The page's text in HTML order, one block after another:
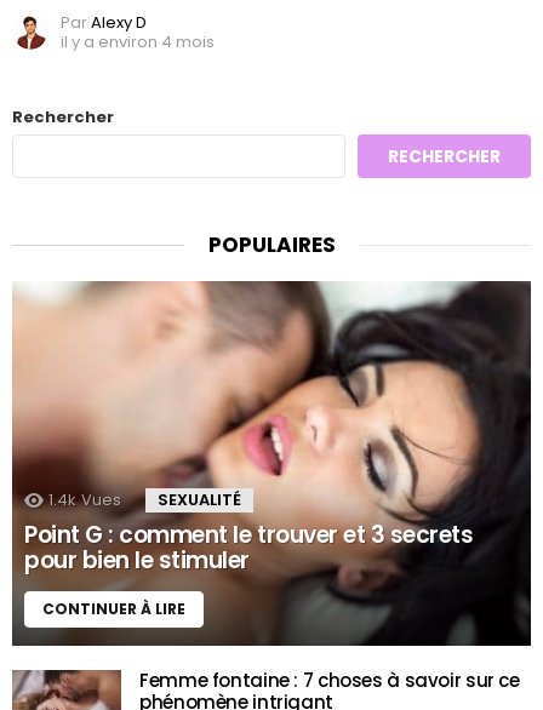
ParAlexy D
il y a environ 4 mois
Rechercher
RECHERCHER
POPULAIRES
1.4k Vues SEXUALITÉ
Point G : comment le trouver et 3 secrets
pour bien le stimuler
CONTINUER À LIRE
Femme fontaine : 7 choses à savoir sur ce
phénomène intrigant